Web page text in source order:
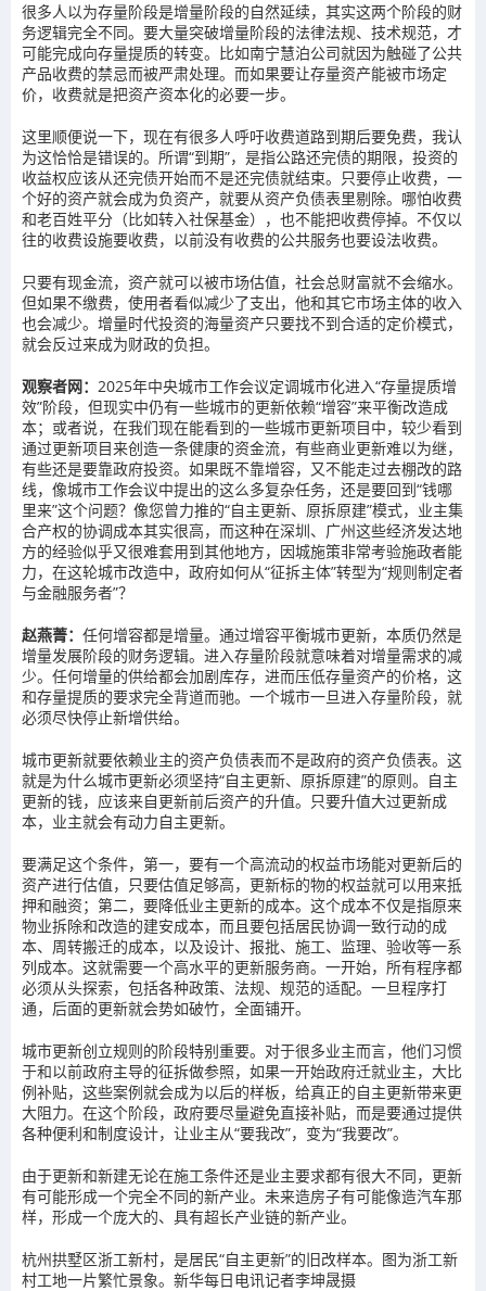
很多人以为存量阶段是增量阶段的自然延续，其实这两个阶段的财
务逻辑完全不同。要大量突破增量阶段的法律法规、技术规范，才
可能完成向存量提质的转变。比如南宁慧泊公司就因为触碰了公共
产品收费的禁忌而被严肃处理。而如果要让存量资产能被市场定
价，收费就是把资产资本化的必要一步。
这里顺便说一下，现在有很多人呼吁收费道路到期后要免费，我认
为这恰恰是错误的。所谓“到期”，是指公路还完债的期限，投资的
收益权应该从还完债开始而不是还完债就结束。只要停止收费，一
个好的资产就会成为负资产，就要从资产负债表里剔除。哪怕收费
和老百姓平分（比如转入社保基金），也不能把收费停掉。不仅以
往的收费设施要收费，以前没有收费的公共服务也要设法收费。
只要有现金流，资产就可以被市场估值，社会总财富就不会缩水。
但如果不缴费，使用者看似减少了支出，他和其它市场主体的收入
也会减少。增量时代投资的海量资产只要找不到合适的定价模式，
就会反过来成为财政的负担。
观察者网： 2025年中央城市工作会议定调城市化进入“存量提质增
效”阶段，但现实中仍有一些城市的更新依赖“增容”来平衡改造成
本；或者说，在我们现在能看到的一些城市更新项目中，较少看到
通过更新项目来创造一条健康的资金流，有些商业更新难以为继，
有些还是要靠政府投资。如果既不靠增容，又不能走过去棚改的路
线，像城市工作会议中提出的这么多复杂任务，还是要回到“钱哪
里来”这个问题？像您曾力推的“自主更新、原拆原建”模式，业主集
合产权的协调成本其实很高，而这种在深圳、广州这些经济发达地
方的经验似乎又很难套用到其他地方，因城施策非常考验施政者能
力，在这轮城市改造中，政府如何从“征拆主体”转型为“规则制定者
与金融服务者”？
赵燕菁： 任何增容都是增量。通过增容平衡城市更新，本质仍然是
增量发展阶段的财务逻辑。进入存量阶段就意味着对增量需求的减
少。任何增量的供给都会加剧库存，进而压低存量资产的价格，这
和存量提质的要求完全背道而驰。一个城市一旦进入存量阶段，就
必须尽快停止新增供给。
城市更新就要依赖业主的资产负债表而不是政府的资产负债表。这
就是为什么城市更新必须坚持“自主更新、原拆原建”的原则。自主
更新的钱，应该来自更新前后资产的升值。只要升值大过更新成
本，业主就会有动力自主更新。
要满足这个条件，第一，要有一个高流动的权益市场能对更新后的
资产进行估值，只要估值足够高，更新标的物的权益就可以用来抵
押和融资；第二，要降低业主更新的成本。这个成本不仅是指原来
物业拆除和改造的建安成本，而且要包括居民协调一致行动的成
本、周转搬迁的成本，以及设计、报批、施工、监理、验收等一系
列成本。这就需要一个高水平的更新服务商。一开始，所有程序都
必须从头探索，包括各种政策、法规、规范的适配。一旦程序打
通，后面的更新就会势如破竹，全面铺开。
城市更新创立规则的阶段特别重要。对于很多业主而言，他们习惯
于和以前政府主导的征拆做参照，如果一开始政府迁就业主，大比
例补贴，这些案例就会成为以后的样板，给真正的自主更新带来更
大阻力。在这个阶段，政府要尽量避免直接补贴，而是要通过提供
各种便利和制度设计，让业主从“要我改”，变为“我要改”。
由于更新和新建无论在施工条件还是业主要求都有很大不同，更新
有可能形成一个完全不同的新产业。未来造房子有可能像造汽车那
样，形成一个庞大的、具有超长产业链的新产业。
杭州拱墅区浙工新村，是居民“自主更新”的旧改样本。图为浙工新
村工地一片繁忙景象。 新华每日电讯记者李坤晟摄